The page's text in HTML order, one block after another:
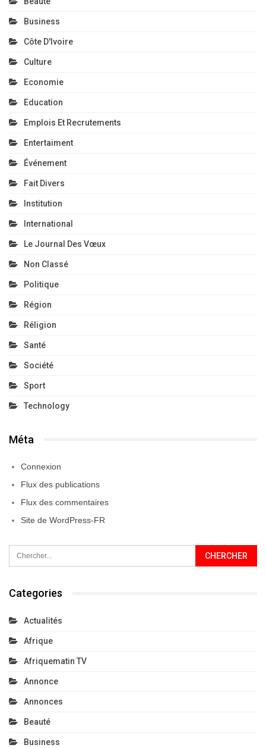
Business
Côte D'Ivoire
Culture
Economie
Education
Emplois Et Recrutements
Entertaiment
Événement
Fait Divers
Institution
International
Le Journal Des Vœux
Non Classé
Politique
Région
Réligion
Santé
Société
Sport
Technology
Méta
Connexion
Flux des publications
Flux des commentaires
Site de WordPress-FR
Categories
Actualités
Afrique
Afriquematin TV
Annonce
Annonces
Beauté
Business